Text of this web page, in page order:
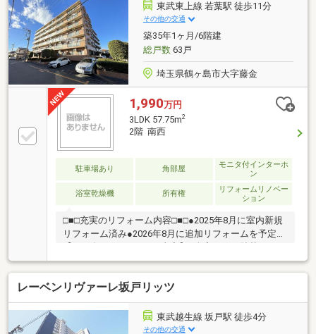
東武東上線 若葉駅 徒歩11分
その他の交通
築35年1ヶ月/6階建
総戸数63戸
埼玉県鶴ヶ島市大字藤金
1,990万円
3LDK 57.75m2
2階 南西
駐車場あり 角部屋
モニタ付インターホ
ン
浴室乾燥機 所有権
リフォームリノベー
ション
□■□充実のリフォーム内容□■□●2025年8月に室内新規
リフォーム済み●2026年8月に追加リフォームを予定
【2025年8月リフォーム内容】■全室クロス貼替■キッ
チン・ユニットバス・トイレ新規交換■洗面室、トイ
レクッションフロア貼替【2026年8月リフォーム内
容】■キッチン・浴室水栓交換■洋室6帖・5帖のクロス
一部デザインクロスに張替え■洋室4.5帖・トイレ・洗
面室・廊下クロス貼替■ガスコンロ交換■ハウスクリー
ニングetc...□■□■□■□■□■□■□■□■どうですか充実のリ
レーベンリヴァーレ坂戸リッツ
東武越生線 坂戸駅 徒歩4分
その他の交通